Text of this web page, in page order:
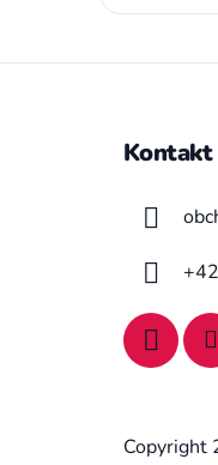
Kontakt
Copyright